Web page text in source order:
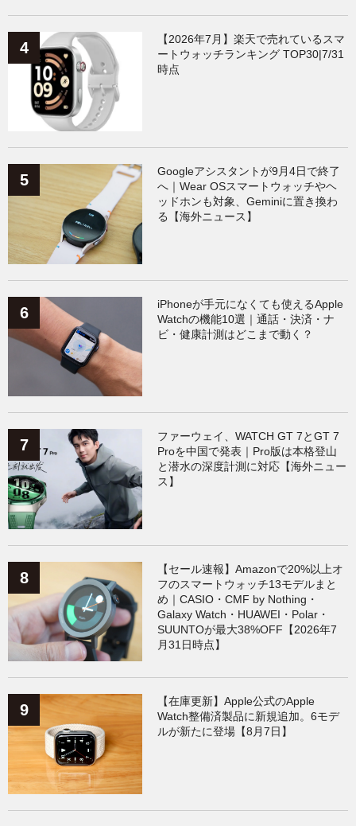
【2026年7月】楽天で売れているスマ
ートウォッチランキング TOP30|7/31
時点
Googleアシスタントが9月4日で終了
へ｜Wear OSスマートウォッチやヘ
ッドホンも対象、Geminiに置き換わ
る【海外ニュース】
iPhoneが手元になくても使えるApple
Watchの機能10選｜通話・決済・ナ
ビ・健康計測はどこまで動く？
ファーウェイ、WATCH GT 7とGT 7
Proを中国で発表｜Pro版は本格登山
と潜水の深度計測に対応【海外ニュー
ス】
【セール速報】Amazonで20%以上オ
フのスマートウォッチ13モデルまと
め｜CASIO・CMF by Nothing・
Galaxy Watch・HUAWEI・Polar・
SUUNTOが最大38%OFF【2026年7
月31日時点】
【在庫更新】Apple公式のApple
Watch整備済製品に新規追加。6モデ
ルが新たに登場【8月7日】